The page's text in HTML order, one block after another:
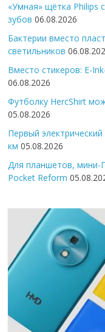
«Умная» щётка Philips
зубов 06.08.2026
Бактерии вместо
светильников
Вместо стикеров: E-
06.08.2026
Футболку HercShirt
05.08.2026
Первый
км 05.08.2026
Для планшетов, мини-
Pocket Reform